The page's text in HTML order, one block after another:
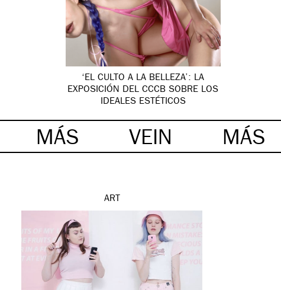
‘EL CULTO A LA BELLEZA’: LA
EXPOSICIÓN DEL CCCB SOBRE LOS
IDEALES ESTÉTICOS
MÁS VEIN MÁS
ART